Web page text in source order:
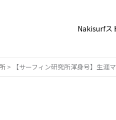
Nakisurfス
> 【サーフィン研究所渾身号】生涯